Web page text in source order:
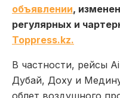
объявлении,
регулярных и
Toppress.kz.
В частности, рейсы
Дубай, Доху и
облет воздушного